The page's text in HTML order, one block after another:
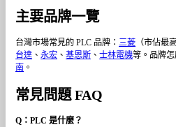
主要品牌一覽
台灣市場常見的 PLC 品牌：三菱 （市佔最
台達 、永宏 、基恩斯 、士林電機等。品牌
南 。
常見問題 FAQ
Q：PLC 是什麼？